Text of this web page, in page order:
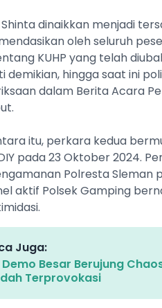
dinaikkan menjadi
oleh seluruh
KUHP yang telah
demikian, hingga saat ini
dalam Berita Acara
itu, perkara kedua
pada 23 Oktober 2024.
Polresta Sleman
aktif Polsek Gamping
Juga:
Demo Besar Berujung
Terprovokasi